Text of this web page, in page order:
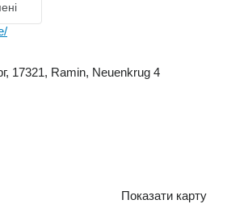
17321, Ramin, Neuenkrug 4
Показати карту